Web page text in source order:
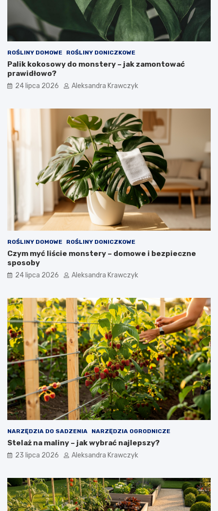
ROŚLINY DOMOWE ROŚLINY DONICZKOWE
Palik kokosowy do monstery – jak zamontować
prawidłowo?
24 lipca 2026 Aleksandra Krawczyk
ROŚLINY DOMOWE ROŚLINY DONICZKOWE
Czym myć liście monstery – domowe i bezpieczne
sposoby
24 lipca 2026 Aleksandra Krawczyk
NARZĘDZIA DO SADZENIA NARZĘDZIA OGRODNICZE
Stelaż na maliny – jak wybrać najlepszy?
23 lipca 2026 Aleksandra Krawczyk